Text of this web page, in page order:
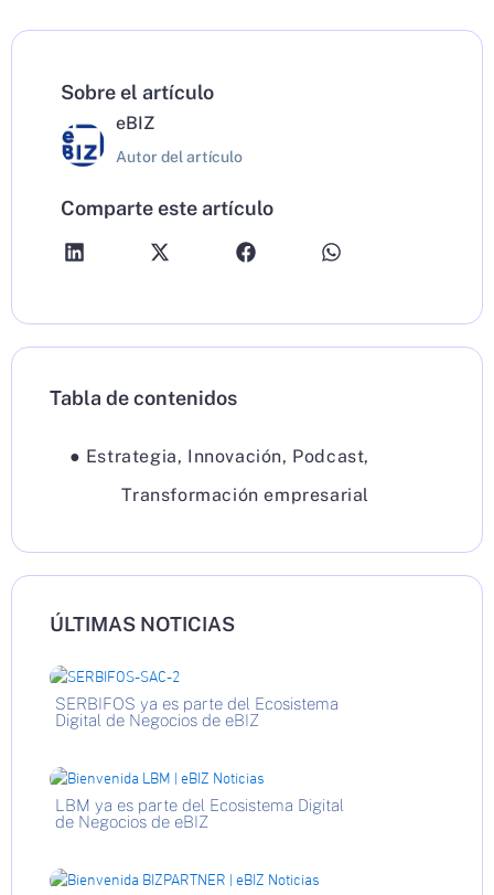
Sobre el artículo
eBIZ
Autor del artículo
Comparte este artículo
Tabla de contenidos
● Estrategia, Innovación, Podcast,
Transformación empresarial
ÚLTIMAS NOTICIAS
SERBIFOS ya es parte del Ecosistema
Digital de Negocios de eBIZ
LBM ya es parte del Ecosistema Digital
de Negocios de eBIZ